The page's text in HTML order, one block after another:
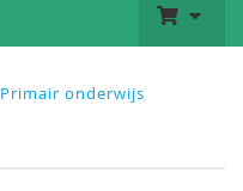
Primair onderwijs